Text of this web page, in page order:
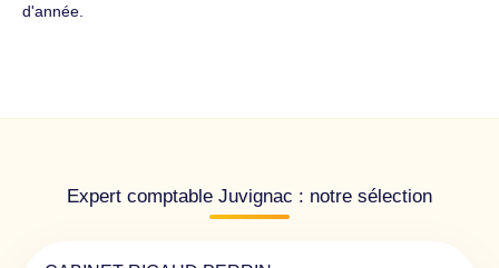
d'année.
Expert comptable Juvignac : notre sélection